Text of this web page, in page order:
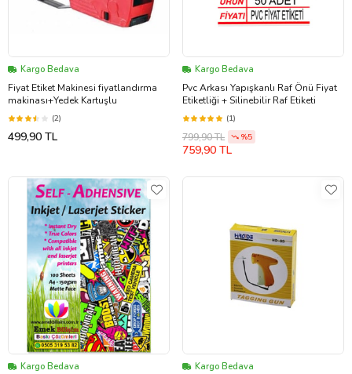
Kargo Bedava
Fiyat Etiket Makinesi fiyatlandırma
makinası+Yedek Kartuşlu
(2)
499,90 TL
Kargo Bedava
Pvc Arkası Yapışkanlı Raf Önü Fiyat
Etiketliği + Silinebilir Raf Etiketi
(1)
799,90 TL %5
759,90 TL
Kargo Bedava Kargo Bedava